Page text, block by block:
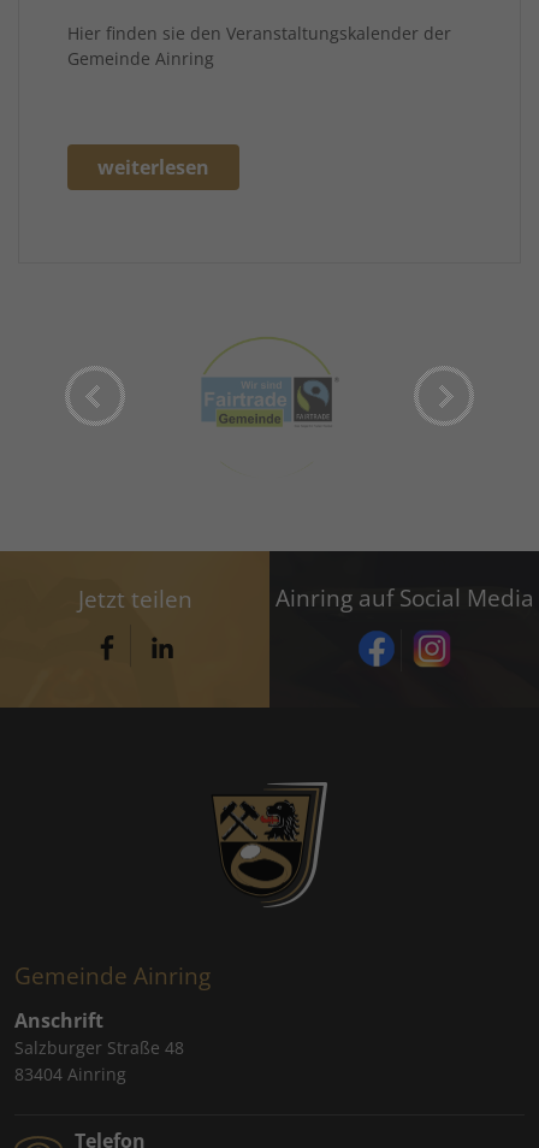
Hier finden sie den Veranstaltungskalender der
Gemeinde Ainring
weiterlesen
Jetzt teilen Ainring auf Social Media
Gemeinde Ainring
Anschrift
Salzburger Straße 48
83404 Ainring
Telefon